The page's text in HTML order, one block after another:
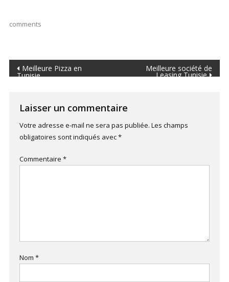
comments
Navigation
l’article
Meilleure Pizza en
Tunisie
Meilleure société de
Leasing Tunisie
Laisser un commentaire
Votre adresse e-mail ne sera pas publiée. Les champs
obligatoires sont indiqués avec*
Commentaire *
Nom *